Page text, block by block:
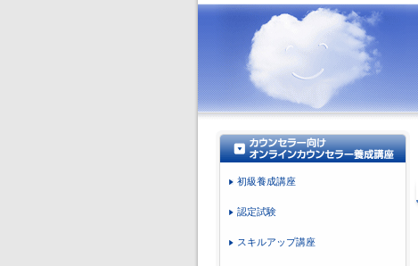
初級養成講座
認定試験
スキルアップ講座